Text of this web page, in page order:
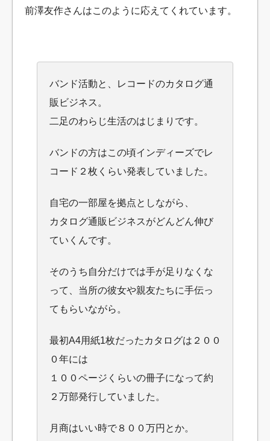
前澤友作さんはこのように応えてくれています。
バンド活動と、レコードのカタログ通
販ビジネス。
二足のわらじ生活のはじまりです。
バンドの方はこの頃インディーズでレ
コード２枚くらい発表していました。
自宅の一部屋を拠点としながら、
カタログ通販ビジネスがどんどん伸び
ていくんです。
そのうち自分だけでは手が足りなくな
って、当所の彼女や親友たちに手伝っ
てもらいながら。
最初A4用紙1枚だったカタログは２００
０年には
１００ページくらいの冊子になって約
２万部発行していました。
月商はいい時で８００万円とか。